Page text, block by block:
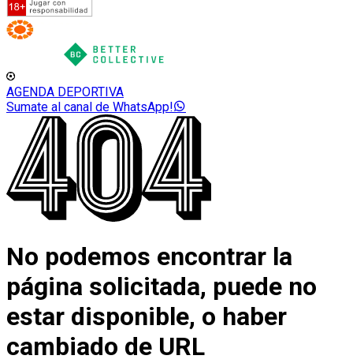
AGENDA DEPORTIVA
Sumate al canal de WhatsApp!
No podemos encontrar la
página solicitada, puede no
estar disponible, o haber
cambiado de URL